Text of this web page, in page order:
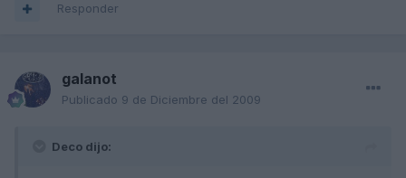
Responder
galanot
Publicado 9 de Diciembre del 2009
Deco dijo: